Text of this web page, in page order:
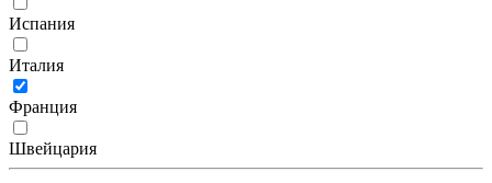
Испания
Италия
Франция
Швейцария